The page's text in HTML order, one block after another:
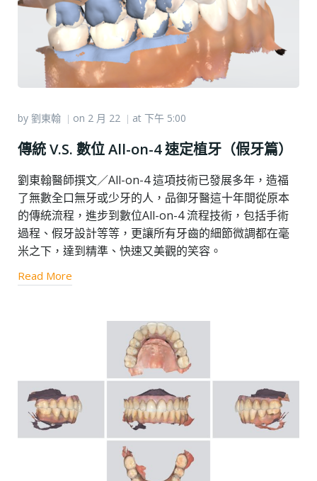
by 劉東翰 | on 2 月 22 | at 下午 5:00
傳統 V.S. 數位 All-on-4 速定植牙（假牙篇）
劉東翰醫師撰文／All-on-4 這項技術已發展多年，造福
了無數全口無牙或少牙的人，品御牙醫這十年間從原本
的傳統流程，進步到數位All-on-4 流程技術，包括手術
過程、假牙設計等等，更讓所有牙齒的細節微調都在毫
米之下，達到精準、快速又美觀的笑容。
Read More